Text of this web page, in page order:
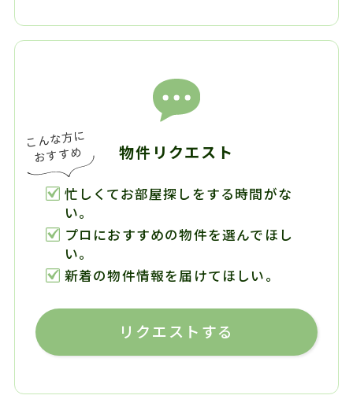
物件リクエスト
忙しくてお部屋探しをする時間がな
い。
プロにおすすめの物件を選んでほし
い。
新着の物件情報を届けてほしい。
リクエストする